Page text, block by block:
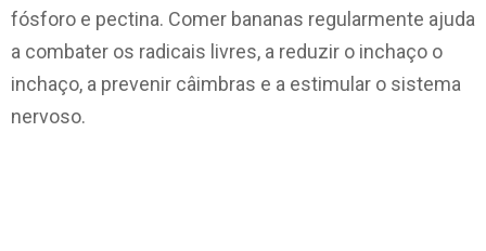
fósforo e pectina. Comer bananas regularmente ajuda
a combater os radicais livres, a reduzir o inchaço o
inchaço, a prevenir câimbras e a estimular o sistema
nervoso.